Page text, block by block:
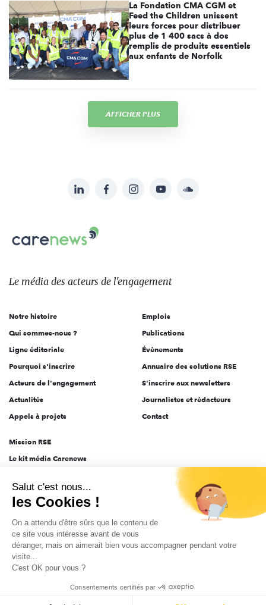
La Fondation CMA CGM et
Feed the Children unissent
leurs forces pour distribuer
plus de 1 400 sacs à dos
remplis de produits essentiels
aux enfants de Norfolk
AFFICHER PLUS
sur:
LinkedInFacebookInstagramYouTubeSoundcloud
Carenews,
Le
des
l'engagement
Le média des acteurs de l'engagement
Notre histoire
Qui sommes-nous ?
Ligne éditoriale
Pourquoi s'inscrire
Acteurs de l'engagement
Actualités
Appels à projets
Emplois
Publications
Évènements
Annuaire des solutions RSE
S'inscrire aux newsletters
Journalistes et rédacteurs
Contact
Mission RSE
Le kit média Carenews
AEF info
Novethic
PRODURABLE
Inclusiv Day
Données personnelles Mentions légales 2025-2026 Tout droits réservés
Salut c'est nous...
les Cookies !
On a attendu d'être sûrs que le contenu de
ce site vous intéresse avant de vous
déranger, mais on aimerait bien vous accompagner pendant votre
visite...
C'est OK pour vous ?
Consentements certifiés par